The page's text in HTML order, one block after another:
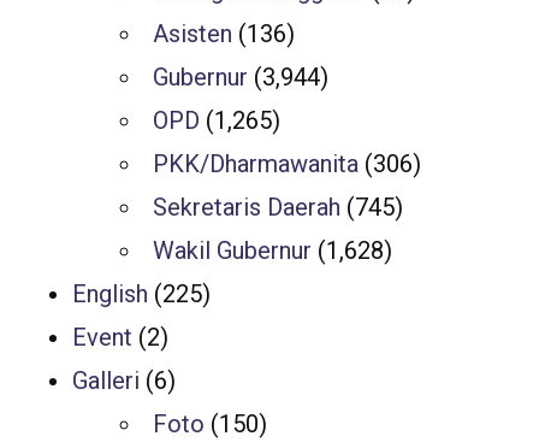
Asisten (136)
Gubernur (3,944)
OPD (1,265)
PKK/Dharmawanita (306)
Sekretaris Daerah (745)
Wakil Gubernur (1,628)
English (225)
Event (2)
Galleri (6)
Foto (150)